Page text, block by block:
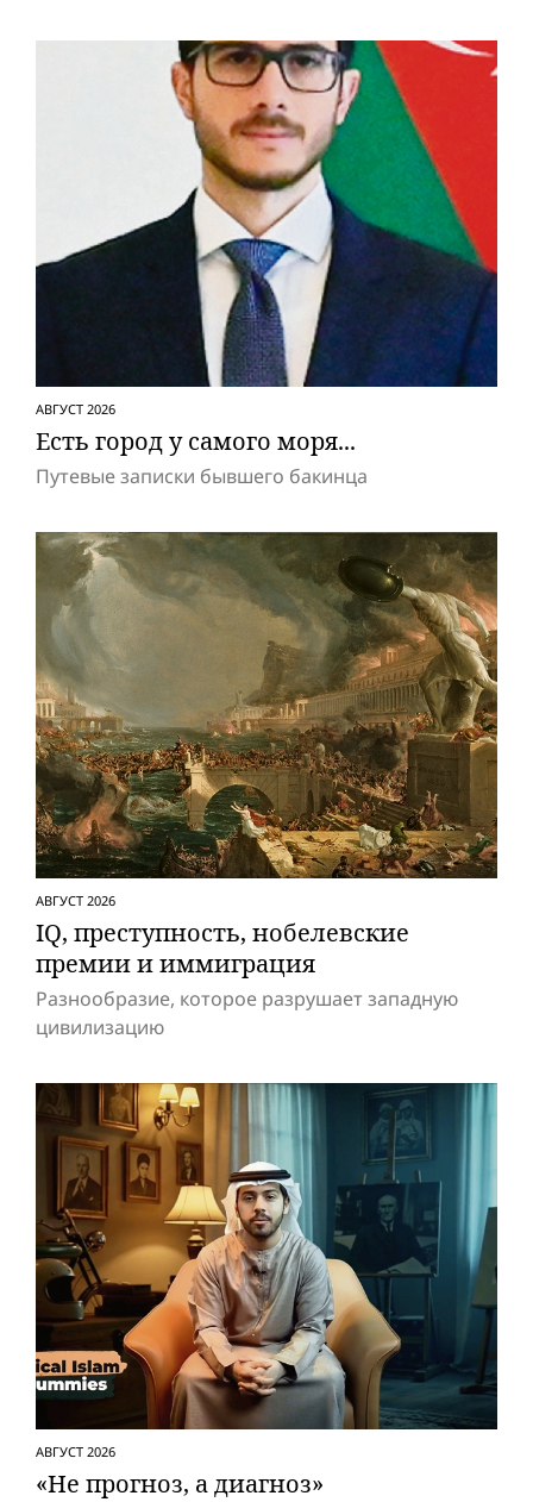
АВГУСТ 2026
Есть город у самого моря...
Путевые записки бывшего бакинца
АВГУСТ 2026
IQ, преступность, нобелевские
премии и иммиграция
Разнообразие, которое разрушает западную
цивилизацию
АВГУСТ 2026
«Не прогноз, а диагноз»